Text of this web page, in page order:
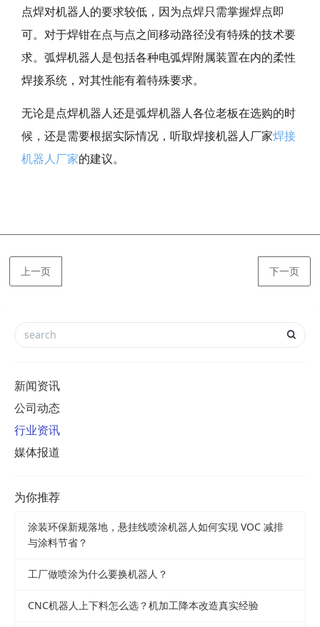
点焊对机器人 的要求较低，因为点焊只需掌握焊点即
可。对于焊钳在点与点之间移动路径没有特殊的技术要
求。弧焊机器人是包括各种电弧焊附属装置在内的柔性
焊接系统，对其性能有着特殊要求。
无论是点焊机器人还是弧焊机器人各位老板在选购的时
候，还是需要根据实际情况，听取焊接机器人厂家焊接
机器人厂家的建议。
上一页 下一页
新闻资讯
公司动态
行业资讯
媒体报道
为你推荐
涂装环保新规落地，悬挂线喷涂机器人如何实现 VOC 减排
与涂料节省？
工厂做喷涂为什么要换机器人？
CNC机器人上下料怎么选？机加工降本改造真实经验